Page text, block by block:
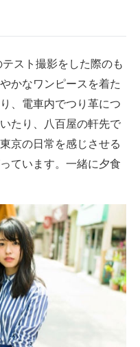
スト撮影をした際のも
かなワンピースを着た
、電車内でつり革につ
たり、八百屋の軒先で
京の日常を感じさせる
ています。一緒に夕食